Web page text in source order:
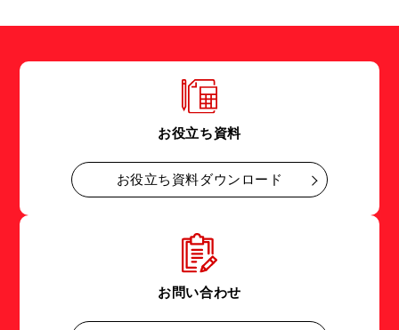
お役立ち資料
お役立ち資料ダウンロード
お問い合わせ